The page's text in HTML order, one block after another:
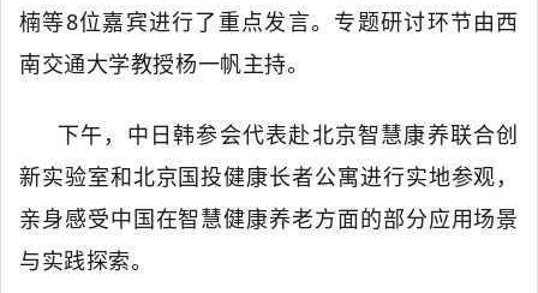
楠等8位嘉宾进行了重点发言。专题研讨环节由西
南交通大学教授杨一帆主持。
下午，中日韩参会代表赴北京智慧康养联合创
新实验室和北京国投健康长者公寓进行实地参观，
亲身感受中国在智慧健康养老方面的部分应用场景
与实践探索。